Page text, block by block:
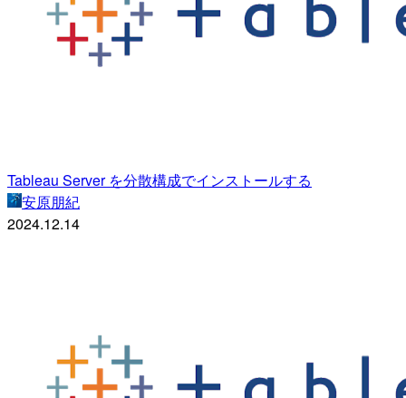
Tableau Server を分散構成でインストールする
安原朋紀
2024.12.14